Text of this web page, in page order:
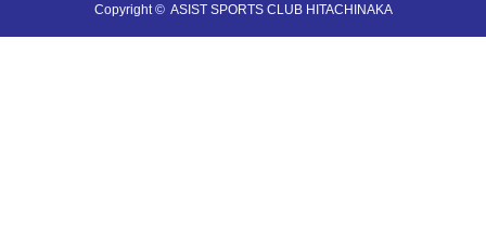
Copyright © ASIST SPORTS CLUB HITACHINAKA